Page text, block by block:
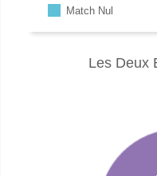
Match Nul
Les Deux